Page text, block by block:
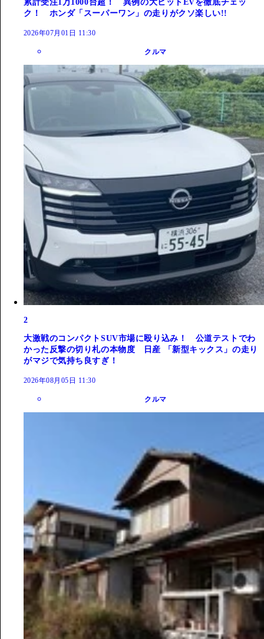
累計受注1万1000台超！ 異例の大ヒットEVを徹底チェッ
ク！ ホンダ「スーパーワン」の走りがクソ楽しい!!
2026年07月01日 11:30
クルマ
2
大激戦のコンパクトSUV市場に殴り込み！ 公道テストでわ
かった反撃の切り札の本物度 日産 「新型キックス」の走り
がマジで気持ち良すぎ！
2026年08月05日 11:30
クルマ